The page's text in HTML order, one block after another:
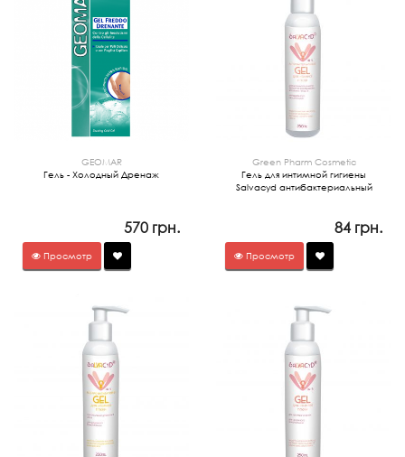
GEOMAR
Гель - Холодный Дренаж
570 грн.
Просмотр
Green Pharm Cosmetic
Гель для интимной гигиены
Salvacyd антибактериальный
84 грн.
Просмотр